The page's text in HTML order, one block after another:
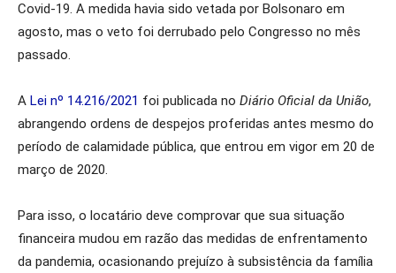
Covid-19. A medida havia sido vetada por Bolsonaro em
agosto, mas o veto foi derrubado pelo Congresso no mês
passado.
A Lei nº 14.216/2021 foi publicada no Diário Oficial da União,
abrangendo ordens de despejos proferidas antes mesmo do
período de calamidade pública, que entrou em vigor em 20 de
março de 2020.
Para isso, o locatário deve comprovar que sua situação
financeira mudou em razão das medidas de enfrentamento
da pandemia, ocasionando prejuízo à subsistência da família